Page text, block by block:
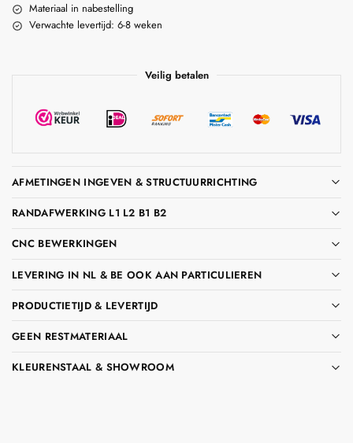
Materiaal in nabestelling
Verwachte levertijd: 6-8 weken
Veilig betalen
AFMETINGEN INGEVEN & STRUCTUURRICHTING
RANDAFWERKING L1 L2 B1 B2
CNC BEWERKINGEN
LEVERING IN NL & BE OOK AAN PARTICULIEREN
PRODUCTIETIJD & LEVERTIJD
GEEN RESTMATERIAAL
KLEURENSTAAL & SHOWROOM